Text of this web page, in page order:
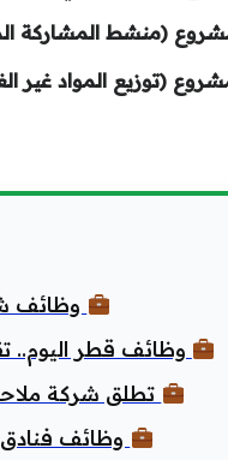
وظائف
وظائف قطر اليوم..
تطلق شركة
وظائف فنادق